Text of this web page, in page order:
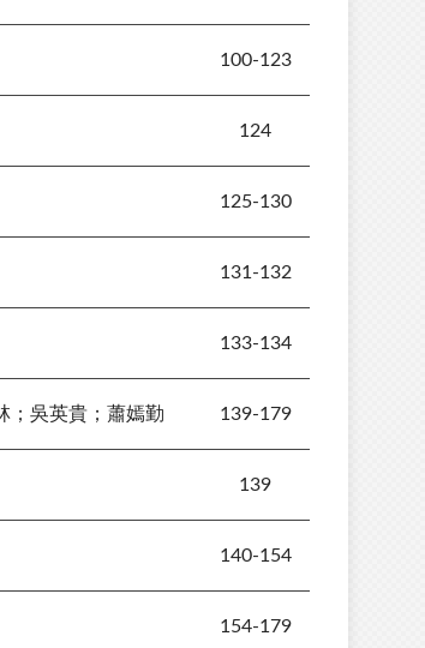
100-123
124
125-130
131-132
133-134
；吳英貴；蕭嫣勤 139-179
139
140-154
154-179